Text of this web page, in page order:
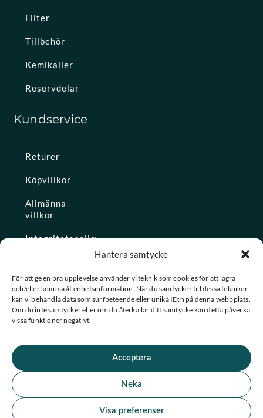
Hantera samtycke
För att ge en bra upplevelse använder vi teknik som cookies för att lagra
och/eller komma åt enhetsinformation. När du samtycker till dessa tekniker
kan vi behandla data som surfbeteende eller unika ID:n på denna webbplats.
Om du inte samtycker eller om du återkallar ditt samtycke kan detta påverka
vissa funktioner negativt.
Acceptera
Neka
Visa preferenser
Filter
Tillbehör
Kemikalier
Reservdelar
Kundservice
Returer
Köpvillkor
Allmänna
villkor
Integritetspolicy
Konto
★ Trustpilot
Se alla våra omdömen